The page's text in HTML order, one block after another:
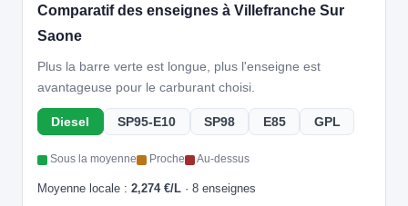
Comparatif des enseignes à Villefranche Sur
Saone
Plus la barre verte est longue, plus l'enseigne est
avantageuse pour le carburant choisi.
Diesel SP95-E10 SP98 E85 GPL
Sous la moyenne Proche Au-dessus
Moyenne locale : 2,274 €/L · 8 enseignes